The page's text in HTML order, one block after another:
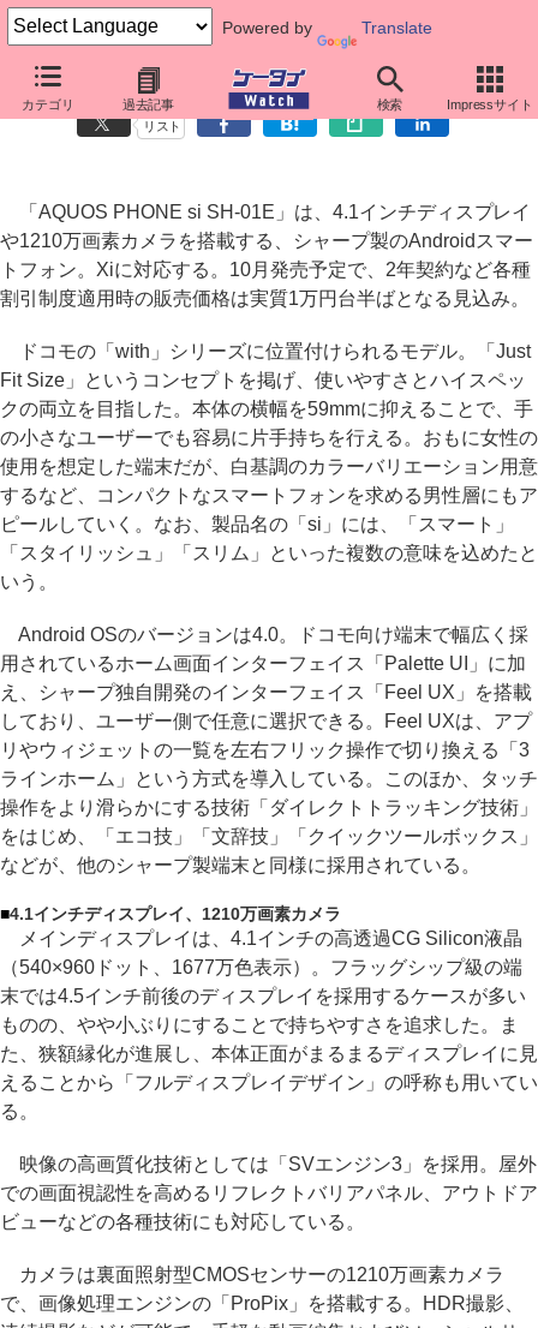
Powered by Translate
カテゴリ 過去記事 検索 Impressサイト
Vivienne Westwoodとのコラボも、「AQUOS PHONE si SH-01E」
リスト
「AQUOS PHONE si SH-01E」は、4.1インチディスプレイ
や1210万画素カメラを搭載する、シャープ製のAndroidスマー
トフォン。Xiに対応する。10月発売予定で、2年契約など各種
割引制度適用時の販売価格は実質1万円台半ばとなる見込み。
ドコモの「with」シリーズに位置付けられるモデル。「Just
Fit Size」というコンセプトを掲げ、使いやすさとハイスペッ
クの両立を目指した。本体の横幅を59mmに抑えることで、手
の小さなユーザーでも容易に片手持ちを行える。おもに女性の
使用を想定した端末だが、白基調のカラーバリエーション用意
するなど、コンパクトなスマートフォンを求める男性層にもア
ピールしていく。なお、製品名の「si」には、「スマート」
「スタイリッシュ」「スリム」といった複数の意味を込めたと
いう。
Android OSのバージョンは4.0。ドコモ向け端末で幅広く採
用されているホーム画面インターフェイス「Palette UI」に加
え、シャープ独自開発のインターフェイス「Feel UX」を搭載
しており、ユーザー側で任意に選択できる。Feel UXは、アプ
リやウィジェットの一覧を左右フリック操作で切り換える「3
ラインホーム」という方式を導入している。このほか、タッチ
操作をより滑らかにする技術「ダイレクトトラッキング技術」
をはじめ、「エコ技」「文辞技」「クイックツールボックス」
などが、他のシャープ製端末と同様に採用されている。
■4.1インチディスプレイ、1210万画素カメラ
メインディスプレイは、4.1インチの高透過CG Silicon液晶
（540×960ドット、1677万色表示）。フラッグシップ級の端
末では4.5インチ前後のディスプレイを採用するケースが多い
ものの、やや小ぶりにすることで持ちやすさを追求した。ま
た、狭額縁化が進展し、本体正面がまるまるディスプレイに見
えることから「フルディスプレイデザイン」の呼称も用いてい
る。
映像の高画質化技術としては「SVエンジン3」を採用。屋外
での画面視認性を高めるリフレクトバリアパネル、アウトドア
ビューなどの各種技術にも対応している。
カメラは裏面照射型CMOSセンサーの1210万画素カメラ
で、画像処理エンジンの「ProPix」を搭載する。HDR撮影、